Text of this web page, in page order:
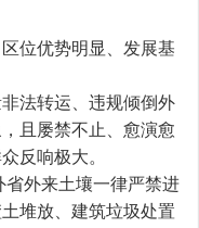
位优势明显、发展基
法转运、违规倾倒外
且屡禁不止、愈演愈
反响极大。
外来土壤一律严禁进
堆放、建筑垃圾处置